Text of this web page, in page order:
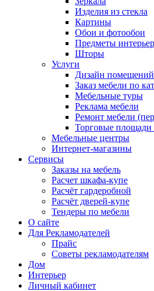
Изделия из стекла
Картины
Обои и фотообои
Предметы
Шторы
Услуги
Дизайн помещений
Заказ мебели по
Мебельные туры
Реклама мебели
Ремонт мебели
Торговые площади
Мебельные центры
Интернет-магазины
Сервисы
Заказы на мебель
Расчет шкафа-купе
Расчёт гардеробной
Расчёт дверей-купе
Тендеры по мебели
О сайте
Для Рекламодателей
Прайс
Советы рекламодателям
Дом
Интерьер
Личный кабинет